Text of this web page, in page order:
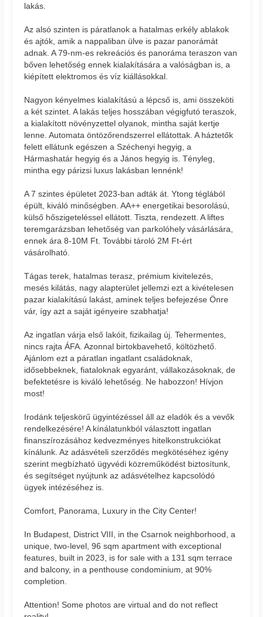
lakás.
Az alsó szinten is páratlanok a hatalmas erkély ablakok
és ajtók, amik a nappaliban ülve is pazar panorámát
adnak. A 79-nm-es rekreációs és panoráma teraszon van
bőven lehetőség ennek kialakítására a valóságban is, a
kiépített elektromos és víz kiállásokkal.
Nagyon kényelmes kialakítású a lépcső is, ami összeköti
a két szintet. A lakás teljes hosszában végigfutó teraszok,
a kialakított növényzettel olyanok, mintha saját kertje
lenne. Automata öntözőrendszerrel ellátottak. A háztetők
felett ellátunk egészen a Széchenyi hegyig, a
Hármashatár hegyig és a János hegyig is. Tényleg,
mintha egy párizsi luxus lakásban lennénk!
A 7 szintes épületet 2023-ban adták át. Ytong téglából
épült, kiváló minőségben. AA++ energetikai besorolású,
külső hőszigeteléssel ellátott. Tiszta, rendezett. A liftes
teremgarázsban lehetőség van parkolóhely vásárlására,
ennek ára 8-10M Ft. További tároló 2M Ft-ért
vásárolható.
Tágas terek, hatalmas terasz, prémium kivitelezés,
mesés kilátás, nagy alapterület jellemzi ezt a kivételesen
pazar kialakítású lakást, aminek teljes befejezése Önre
vár, így azt a saját igényeire szabhatja!
Az ingatlan várja első lakóit, fizikailag új. Tehermentes,
nincs rajta ÁFA. Azonnal birtokbavehető, költözhető.
Ajánlom ezt a páratlan ingatlant családoknak,
idősebbeknek, fiataloknak egyaránt, vállakozásoknak, de
befektetésre is kiváló lehetőség. Ne habozzon! Hívjon
most!
Irodánk teljeskörű ügyintézéssel áll az eladók és a vevők
rendelkezésére! A kínálatunkból választott ingatlan
finanszírozásához kedvezményes hitelkonstrukciókat
kínálunk. Az adásvételi szerződés megkötéséhez igény
szerint megbízható ügyvédi közreműködést biztosítunk,
és segítséget nyújtunk az adásvételhez kapcsolódó
ügyek intézéséhez is.
Comfort, Panorama, Luxury in the City Center!
In Budapest, District VIII, in the Csarnok neighborhood, a
unique, two-level, 96 sqm apartment with exceptional
features, built in 2023, is for sale with a 131 sqm terrace
and balcony, in a penthouse condominium, at 90%
completion.
Attention! Some photos are virtual and do not reflect